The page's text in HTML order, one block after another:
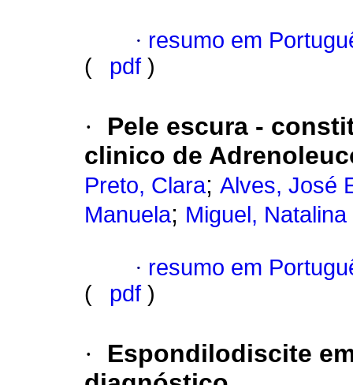
· resumo em
(
pdf )
·
Pele escura -
clinico de
Preto, Clara; Alves, José
Manuela; Miguel, Natalina
· resumo em
(
pdf )
·
Espondilodiscite